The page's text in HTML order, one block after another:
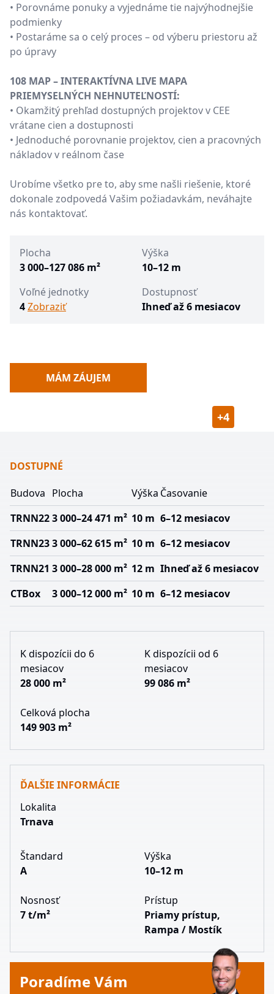
• Porovnáme ponuky a vyjednáme tie najvýhodnejšie
podmienky
• Postaráme sa o celý proces – od výberu priestoru až
po úpravy
108 MAP – INTERAKTÍVNA LIVE MAPA
PRIEMYSELNÝCH NEHNUTEĽNOSTÍ:
• Okamžitý prehľad dostupných projektov v CEE
vrátane cien a dostupnosti
• Jednoduché porovnanie projektov, cien a pracovných
nákladov v reálnom čase
Urobíme všetko pre to, aby sme našli riešenie, ktoré
dokonale zodpovedá Vašim požiadavkám, neváhajte
nás kontaktovať.
Plocha
3 000–127 086 m²
Výška
10–12 m
Voľné jednotky
4Zobraziť
Dostupnosť
Ihneď až 6 mesiacov
MÁM ZÁUJEM
+4
DOSTUPNÉ
Budova Plocha Výška Časovanie
TRNN223 000–24 471 m² 10 m 6–12 mesiacov
TRNN233 000–62 615 m² 10 m 6–12 mesiacov
TRNN21 3 000–28 000 m² 12 m Ihneď až 6 mesiacov
CTBox
3 000–12 000 m² 10 m 6–12 mesiacov
K dispozícii do 6
mesiacov
28 000 m²
K dispozícii od 6
mesiacov
99 086 m²
Celková plocha
149 903 m²
ĎALŠIE INFORMÁCIE
Lokalita
Trnava
Štandard
A
Výška
10–12 m
Nosnosť
7 t/m²
Prístup
Priamy prístup,
Rampa / Mostík
Poradíme Vám